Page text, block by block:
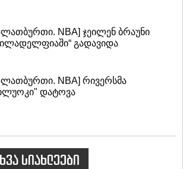
NBA] ჯეილენ ბრაუნი
გადავიდა
NBA] რივერსმა
დატოვა
სიახლეები